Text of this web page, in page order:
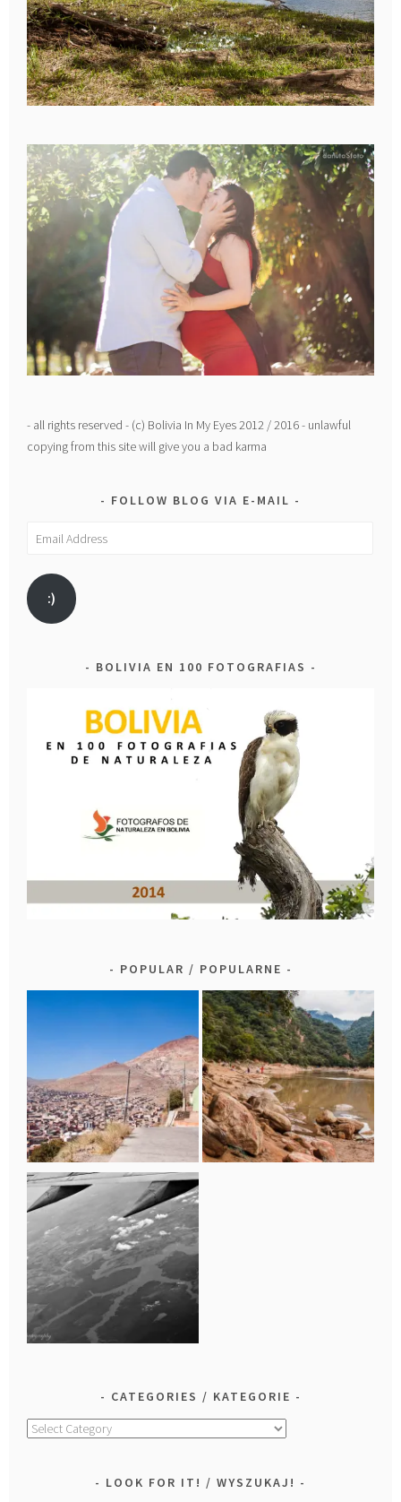
- all rights reserved - (c) Bolivia In My Eyes 2012 / 2016 - unlawful
copying from this site will give you a bad karma
FOLLOW BLOG VIA E-MAIL
Email
:)
BOLIVIA EN 100 FOTOGRAFIAS
POPULAR / POPULARNE
CATEGORIES / KATEGORIE
Categories
LOOK FOR IT! / WYSZUKAJ!